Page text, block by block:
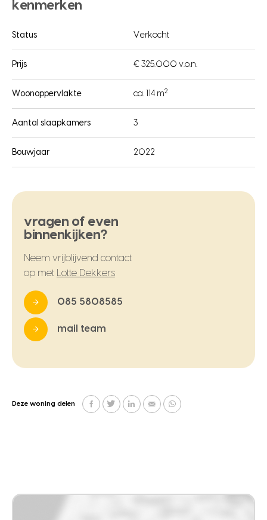
kenmerken
Status Verkocht
Prijs € 325.000 v.o.n.
Woonoppervlakte ca. 114 m2
Aantal slaapkamers 3
Bouwjaar 2022
vragen of even
binnenkijken?
Neem vrijblijvend contact
op met
Lotte Dekkers
085 5808585
mail team
Deze woning delen